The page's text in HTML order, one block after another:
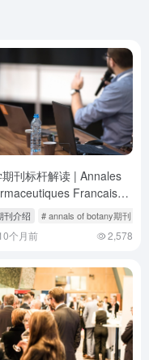
投稿经验 # experimental
刊标杆解读 | Annales
Francaises
攻略
刊介绍 # annals of botany期刊
个月前 2,578